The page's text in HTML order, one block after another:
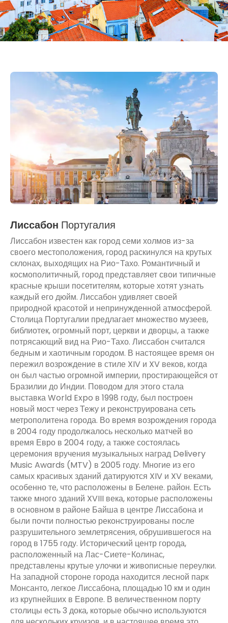
Лиссабон Португалия
Лиссабон известен как город семи холмов из-за
своего местоположения, город раскинулся на крутых
склонах, выходящих на Рио-Тахо. Романтичный и
космополитичный, город представляет свои типичные
красные крыши посетителям, которые хотят узнать
каждый его дюйм. Лиссабон удивляет своей
природной красотой и непринужденной атмосферой.
Столица Португалии предлагает множество музеев,
библиотек, огромный порт, церкви и дворцы, а также
потрясающий вид на Рио-Тахо. Лиссабон считался
бедным и хаотичным городом. В настоящее время он
пережил возрождение в стиле XIV и XV веков, когда
он был частью огромной империи, простирающейся от
Бразилии до Индии. Поводом для этого стала
выставка World Expo в 1998 году, был построен
новый мост через Тежу и реконструирована сеть
метрополитена города. Во время возрождения города
в 2004 году продолжалось несколько матчей во
время Евро в 2004 году, а также состоялась
церемония вручения музыкальных наград Delivery
Music Awards (MTV) в 2005 году. Многие из его
самых красивых зданий датируются XIV и XV веками,
особенно те, что расположены в Белене. район. Есть
также много зданий XVIII века, которые расположены
в основном в районе Байша в центре Лиссабона и
были почти полностью реконструированы после
разрушительного землетрясения, обрушившегося на
город в 1755 году. Исторический центр города,
расположенный на Лас-Сиете-Колинас,
представлены крутые улочки и живописные переулки.
На западной стороне города находится лесной парк
Монсанто, легкое Лиссабона, площадью 10 км и один
из крупнейших в Европе. В величественном порту
столицы есть 3 дока, которые обычно используются